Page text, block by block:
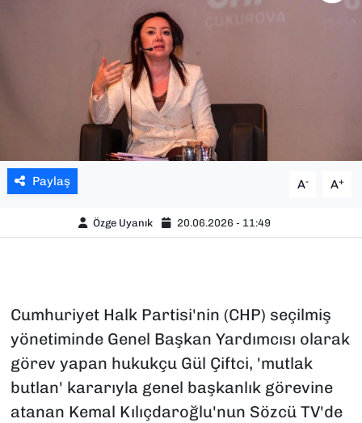
Paylaş A- A+
Özge Uyanık 20.06.2026 - 11:49
Cumhuriyet Halk Partisi'nin (CHP) seçilmiş
yönetiminde Genel Başkan Yardımcısı olarak
görev yapan hukukçu Gül Çiftci, 'mutlak
butlan' kararıyla genel başkanlık görevine
atanan Kemal Kılıçdaroğlu'nun Sözcü TV'de
YEREL YÖNETİMLER